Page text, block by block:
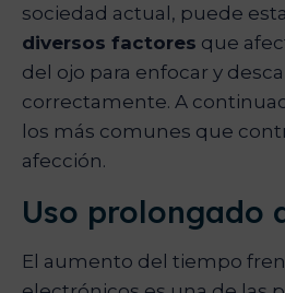
sociedad actual, puede
diversos factores que
del ojo para enfocar y
correctamente. A
los más comunes que
afección.
Uso prolongado
El aumento del tiempo